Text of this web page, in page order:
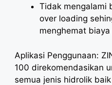
Tidak mengalami
over loading
menghemat
Aplikasi Penggunaan:
100 direkomendasikan
semua jenis hidrolik